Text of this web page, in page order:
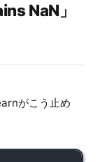
NaN」
がこう止め